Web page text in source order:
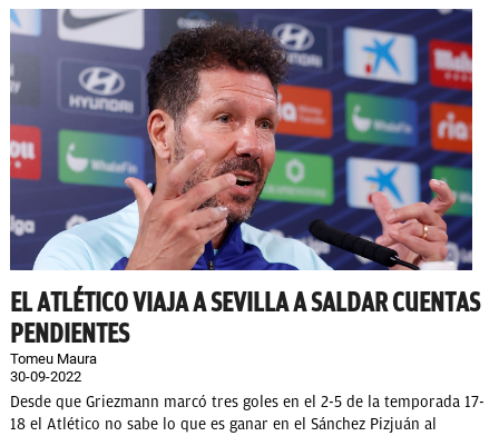
EL ATLÉTICO VIAJA A SEVILLA A SALDAR CUENTAS
PENDIENTES
Tomeu Maura
30-09-2022
Desde que Griezmann marcó tres goles en el 2-5 de la temporada 17-
18 el Atlético no sabe lo que es ganar en el Sánchez Pizjuán al